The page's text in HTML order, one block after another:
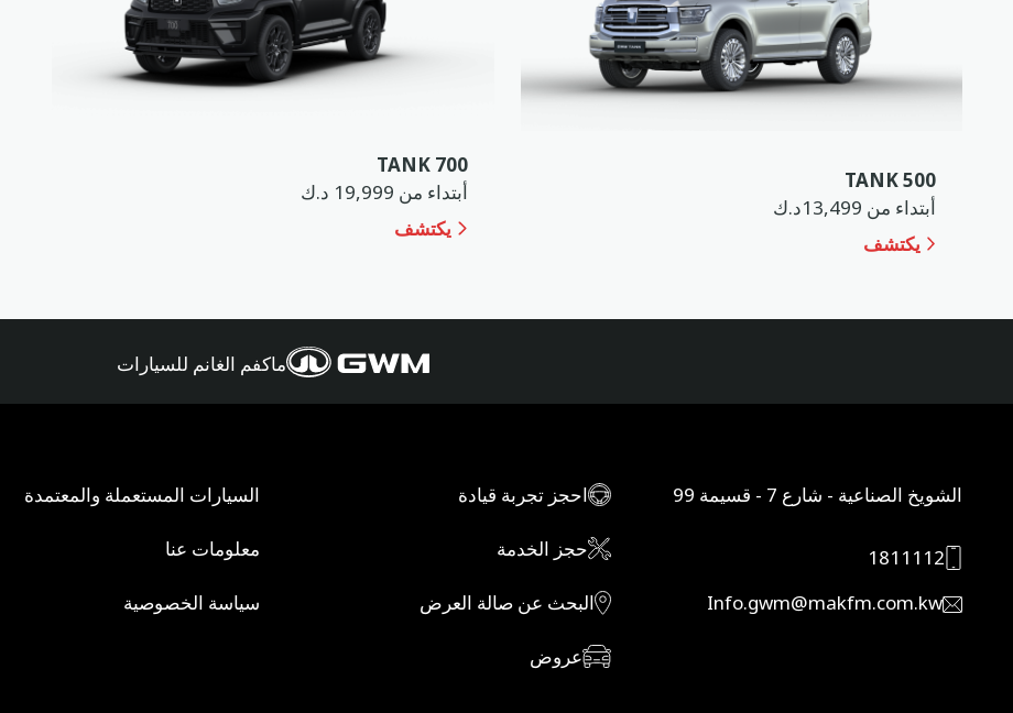
TANK 500
أبتداء من 13,499د.ك
يكتشف
TANK 700
أبتداء من 19,999 د.ك
يكتشف
ماكفم الغانم للسيارات
الشويخ الصناعية - شارع 7 - قسيمة 99
1811112
Info.gwm@makfm.com.kw
احجز تجربة قيادة
حجز الخدمة
البحث عن صالة العرض
عروض
السيارات المستعملة والمعتمدة
معلومات عنا
سياسة الخصوصية